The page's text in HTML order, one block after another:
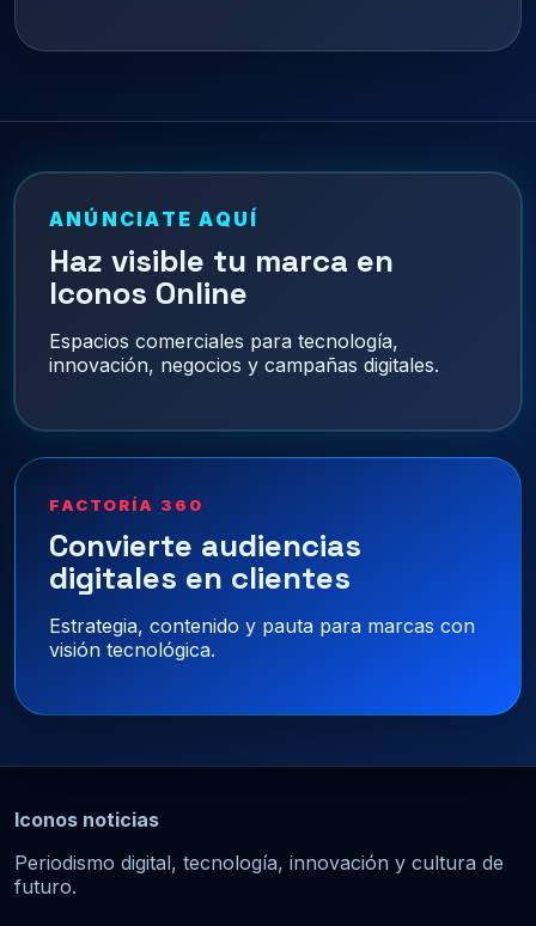
ANÚNCIATE AQUÍ
Haz visible tu marca en
Iconos Online
Espacios comerciales para tecnología,
innovación, negocios y campañas digitales.
FACTORÍA 360
Convierte audiencias
digitales en clientes
Estrategia, contenido y pauta para marcas con
visión tecnológica.
Iconos noticias
Periodismo digital, tecnología, innovación y cultura de
futuro.